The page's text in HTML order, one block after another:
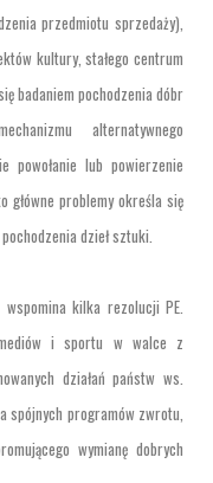
przedmiotu sprzedaży),
kultury, stałego centrum
badaniem pochodzenia dóbr
alternatywnego
powołanie lub powierzenie
główne problemy określa się
dzieł sztuki.
kilka rezolucji PE.
i sportu w walce z
działań państw ws.
spójnych programów zwrotu,
wymianę dobrych